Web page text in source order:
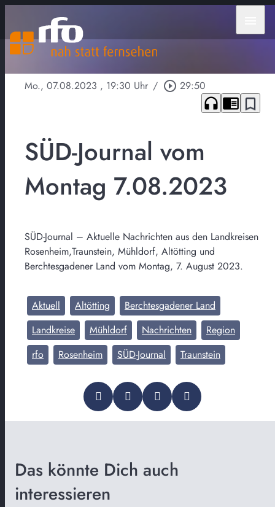
Mo., 07.08.2023 , 19:30 Uhr / play_circle_outline 29:50
headphones chrome_reader_mode bookmark_border
SÜD-Journal vom
Montag 7.08.2023
SÜD-Journal – Aktuelle Nachrichten aus den Landkreisen
Rosenheim,Traunstein, Mühldorf, Altötting und
Berchtesgadener Land vom Montag, 7. August 2023.
Aktuell Altötting
Berchtesgadener Land
Landkreise
Mühldorf Nachrichten
Region
rfo
Rosenheim SÜD-Journal Traunstein
Das könnte Dich auch
interessieren